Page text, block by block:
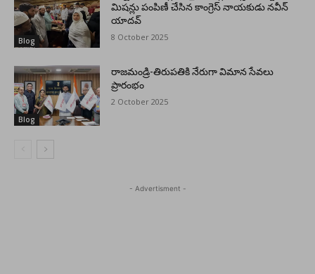
Blog
మిషన్లు పంపిణీ చేసిన కాంగ్రెస్ నాయకుడు నవీన్
యాదవ్
8 October 2025
Blog
రాజమండ్రి-తిరుపతికి నేరుగా విమాన సేవలు
ప్రారంభం
2 October 2025
- Advertisment -